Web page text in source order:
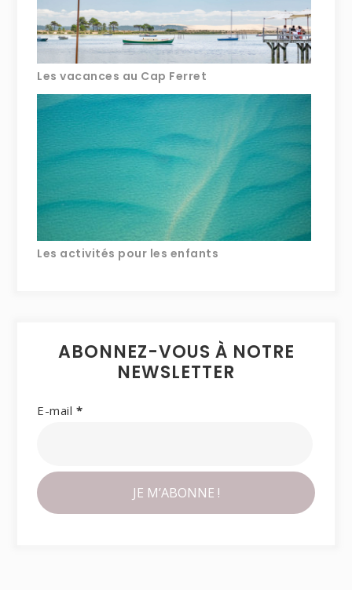
Les vacances au Cap Ferret
Les activités pour les enfants
ABONNEZ-VOUS À NOTRE
NEWSLETTER
E-mail *